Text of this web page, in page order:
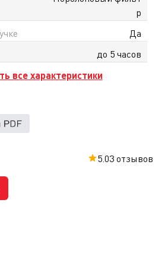
по всей поверхности.
роликовая щётка была
уборке без необходимости
р
Да
до 5 часов
все характеристики
5.03 отзывов